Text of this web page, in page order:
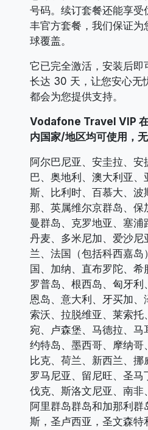
号码。续订套餐还能享受
丰官方套餐，我们保证为
球覆盖。
它已完全激活，安装后即
长达 30 天，让您安心无
都会为您提供支持。
Vodafone Travel VIP
内国家/地区均可使用，无
阿尔巴尼亚、安圭拉、
巴、奥地利、澳大利亚、
斯、比利时、百慕大、波
那、英属维尔京群岛、保
曼群岛、克罗地亚、塞浦
丹麦、多米尼加、爱沙尼
兰、法国（包括科西嘉
国、加纳、直布罗陀、
罗普岛、根西岛、匈牙利
恩岛、意大利、牙买加、
索沃、拉脱维亚、莱索托
宛、卢森堡、马德拉、马
约特岛、墨西哥、摩纳哥
比克、荷兰、新西兰、挪
罗马尼亚、留尼旺、圣马
伐克、斯洛文尼亚、南非
阿里群岛群岛和加那利群
斯，圣卢西亚，圣文森特